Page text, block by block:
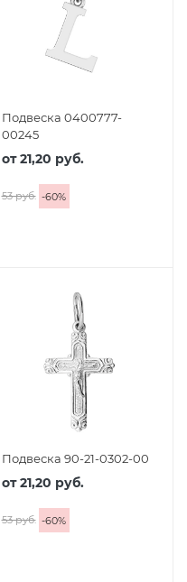
Подвеска 0400777-
00245
от21,20 руб.
53 руб. -60%
Подвеска 90-21-0302-00
от21,20 руб.
53 руб. -60%